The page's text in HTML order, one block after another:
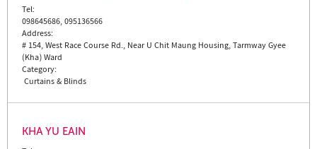
Tel:
098645686, 095136566
Address:
# 154, West Race Course Rd., Near U Chit Maung Housing, Tarmway Gyee
(Kha) Ward
Category:
Curtains & Blinds
KHA YU EAIN